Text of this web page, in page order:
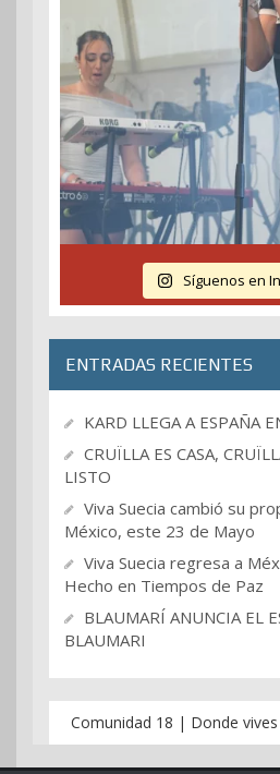
Síguenos en
ENTRADAS RECIENTES
KARD LLEGA A ESPAÑA
CRUÏLLA ES CASA,
LISTO
Viva Suecia cambió su
México, este 23 de Mayo
Viva Suecia regresa a
Hecho en Tiempos de Paz
BLAUMARÍ ANUNCIA EL
BLAUMARI
Comunidad 18 | Donde